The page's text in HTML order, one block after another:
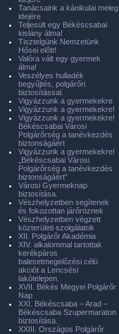
Tanácsaink a kánikulai meleg
idejére
Teljesült egy Békéscsabai
kislány álma!
Tisztelgünk Nemzetünk
Hősei előtt!
Valóra vált egy gyermek
álma!
Veszélyes hulladék
begyűjtés, polgárőri
biztosítással.
Vigyázzunk a gyermekekre
Vigyázzunk a gyermekekre!
Vigyázzunk a gyermekekre!
Békéscsabai Városi
Polgárőrség a tanévkezdés
biztonságáért
Vigyázzunk a gyermekekre!
„Békéscsabai Városi
Polgárőrség a tanévkezdés
biztonságáért”
Városi Gyermeknap
biztosítása.
Vészhelyzetben segítenek
és fokozottan járőröznek
Vészhelyzetben végzett
közterületi szolgálatok
XII. Polgárőr Akadémia
XIV. alkalommal tartottak
kerékpáros
balesetmegelőzési célú
akciót a Lencsési
lakótelepen.
XVII. Békés Megyei Polgárőr
Nap
XXI. Békéscsaba – Arad –
Békéscsaba Szupermaraton
biztosítása.
XXIII. Országos Polgárőr